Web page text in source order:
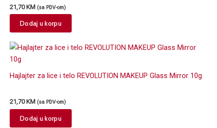
21,70KM (sa PDV-om)
Dodaj u korpu
Hajlajter za lice i telo REVOLUTION MAKEUP Glass Mirror 10g
21,70 KM (sa PDV-om)
Dodaj u korpu